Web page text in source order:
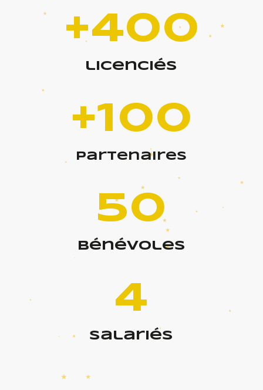
+400
licenciés
+100
partenaires
50
bénévoles
4
salariés